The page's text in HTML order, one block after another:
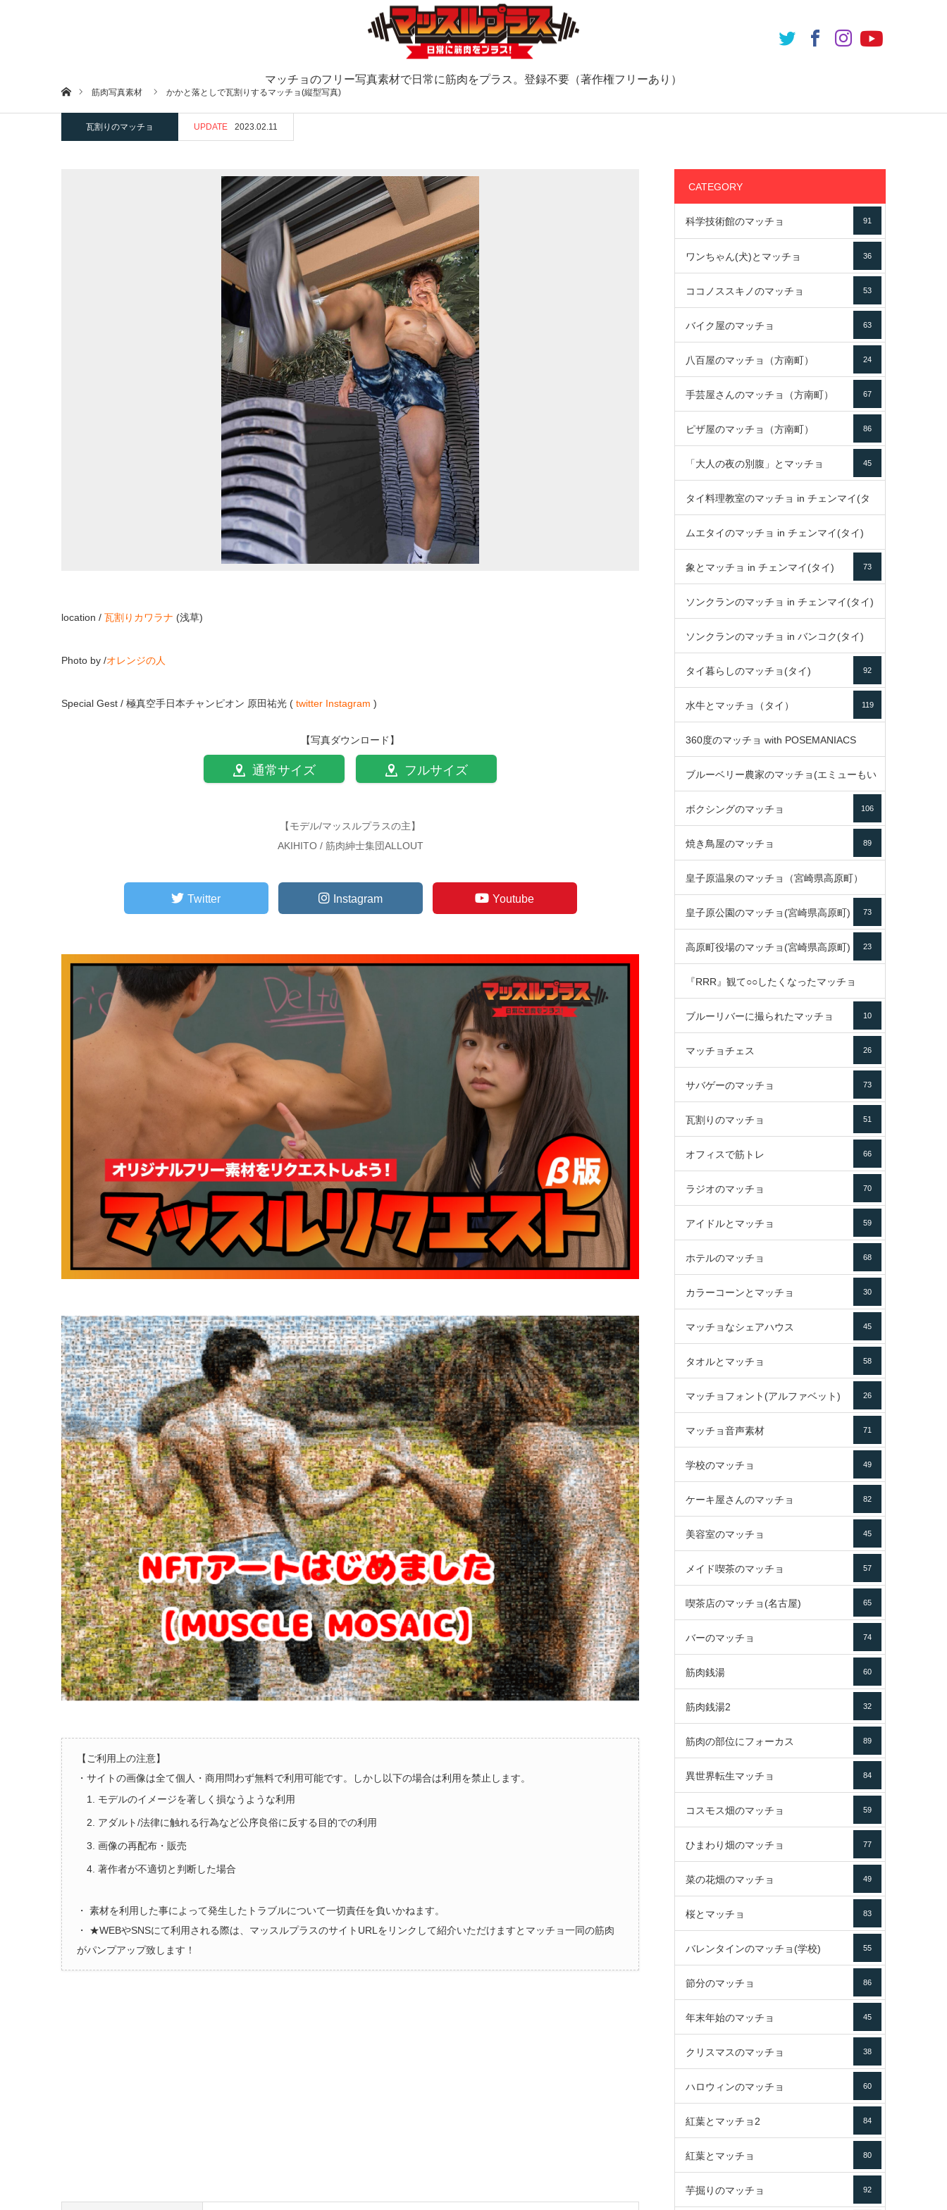
マッチョのフリー写真素材で日常に筋肉をプラス。登録不要（著作権フリーあり）
ホーム筋肉写真素材 かかと落としで瓦割りするマッチョ(縦型写真)
瓦割りのマッチョ UPDATE 2023.02.11
location / 瓦割りカワラナ (浅草)
Photo by /オレンジの人
Special Gest / 極真空手日本チャンピオン 原田祐光 ( twitter Instagram )
【写真ダウンロード】
通常サイズ フルサイズ
【モデル/マッスルプラスの主】
AKIHITO / 筋肉紳士集団ALLOUT
Twitter Instagram Youtube
【ご利用上の注意】
・サイトの画像は全て個人・商用問わず無料で利用可能です。しかし以下の場合は利用を禁止します。
1. モデルのイメージを著しく損なうような利用
2. アダルト/法律に触れる行為など公序良俗に反する目的での利用
3. 画像の再配布・販売
4. 著作者が不適切と判断した場合
・ 素材を利用した事によって発生したトラブルについて一切責任を負いかねます。
・ ★WEBやSNSにて利用される際は、マッスルプラスのサイトURLをリンクして紹介いただけますとマッチョ一同の筋肉
がパンプアップ致します！
CATEGORY
科学技術館のマッチョ 91
ワンちゃん(犬)とマッチョ 36
ココノススキノのマッチョ 53
バイク屋のマッチョ 63
八百屋のマッチョ（方南町） 24
手芸屋さんのマッチョ（方南町） 67
ピザ屋のマッチョ（方南町） 86
「大人の夜の別腹」とマッチョ 45
タイ料理教室のマッチョ in チェンマイ(タ
イ)
ムエタイのマッチョ in チェンマイ(タイ)
79
象とマッチョ in チェンマイ(タイ) 73
ソンクランのマッチョ in チェンマイ(タイ)
ソンクランのマッチョ in バンコク(タイ)
85
タイ暮らしのマッチョ(タイ) 92
水牛とマッチョ（タイ） 119
360度のマッチョ with POSEMANIACS
49
ブルーベリー農家のマッチョ(エミューもい
るよ) 72
ボクシングのマッチョ 106
焼き鳥屋のマッチョ 89
皇子原温泉のマッチョ（宮崎県高原町）
133
皇子原公園のマッチョ(宮崎県高原町) 73
高原町役場のマッチョ(宮崎県高原町) 23
『RRR』観て○○したくなったマッチョ
16
ブルーリバーに撮られたマッチョ 10
マッチョチェス 26
サバゲーのマッチョ 73
瓦割りのマッチョ 51
オフィスで筋トレ 66
ラジオのマッチョ 70
アイドルとマッチョ 59
ホテルのマッチョ 68
カラーコーンとマッチョ 30
マッチョなシェアハウス 45
タオルとマッチョ 58
マッチョフォント(アルファベット) 26
マッチョ音声素材 71
学校のマッチョ 49
ケーキ屋さんのマッチョ 82
美容室のマッチョ 45
メイド喫茶のマッチョ 57
喫茶店のマッチョ(名古屋) 65
バーのマッチョ 74
筋肉銭湯 60
筋肉銭湯2 32
筋肉の部位にフォーカス 89
異世界転生マッチョ 84
コスモス畑のマッチョ 59
ひまわり畑のマッチョ 77
菜の花畑のマッチョ 49
桜とマッチョ 83
バレンタインのマッチョ(学校) 55
節分のマッチョ 86
年末年始のマッチョ 45
クリスマスのマッチョ 38
ハロウィンのマッチョ 60
紅葉とマッチョ2 84
紅葉とマッチョ 80
芋掘りのマッチョ 92